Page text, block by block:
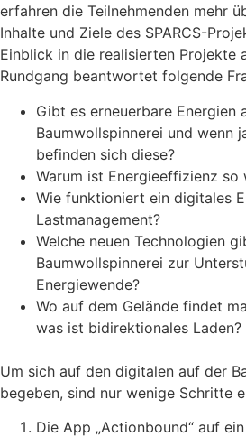
erfahren die Teilnehmenden mehr
Inhalte und Ziele des SPARCS-
Einblick in die realisierten Projekte
Rundgang beantwortet folgende
Gibt es erneuerbare Energien
Baumwollspinnerei und wenn
befinden sich diese?
Warum ist Energieeffizienz so
Wie funktioniert ein digitales
Lastmanagement?
Welche neuen Technologien
Baumwollspinnerei zur
Energiewende?
Wo auf dem Gelände findet
was ist bidirektionales Laden?
Um sich auf den digitalen auf der
begeben, sind nur wenige Schritte
Die App „Actionbound“ auf